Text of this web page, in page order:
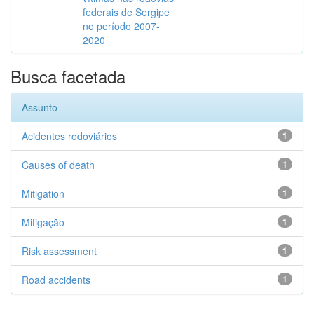
federais de Sergipe
no período 2007-
2020
Busca facetada
Assunto
1
Acidentes rodoviários
1
Causes of death
1
Mitigation
1
Mitigação
1
Risk assessment
1
Road accidents